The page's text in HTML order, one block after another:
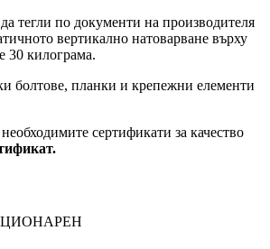
тегли по документи на производителя
вертикално натоварване върху
30 килограма.
болтове, планки и крепежни елементи
сертификати за качество